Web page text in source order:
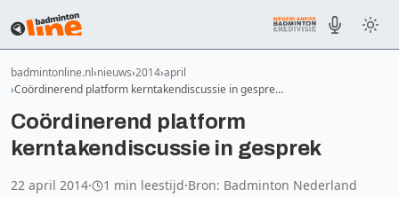
badmintonline.nl nieuws 2014 april
Coördinerend platform kerntakendiscussie in gespre…
Coördinerend platform
kerntakendiscussie in gesprek
22 april 2014· 1 min leestijd·Bron: Badminton Nederland